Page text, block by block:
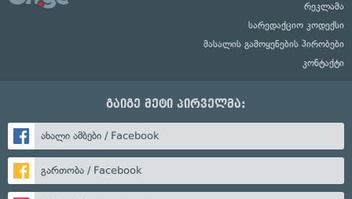
რეკლამა
სარედაქციო კოდექსი
მასალის გამოყენების პირობები
კონტაქტი
გაიგე მეტი პირველმა:
ახალი ამბები / Facebook
გართობა / Facebook